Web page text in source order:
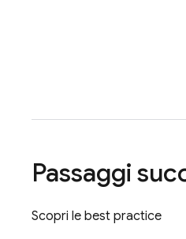
Passaggi
Scopri le best practice